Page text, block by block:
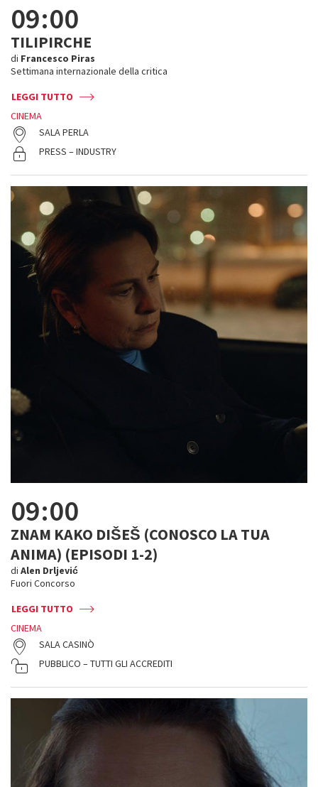
09:00
TILIPIRCHE
di Francesco Piras
Settimana internazionale della critica
LEGGI TUTTO
CINEMA
SALA PERLA
PRESS – INDUSTRY
09:00
ZNAM KAKO DIŠEŠ (CONOSCO LA TUA
ANIMA) (EPISODI 1-2)
di Alen Drljević
Fuori Concorso
LEGGI TUTTO
CINEMA
SALA CASINÒ
PUBBLICO – TUTTI GLI ACCREDITI